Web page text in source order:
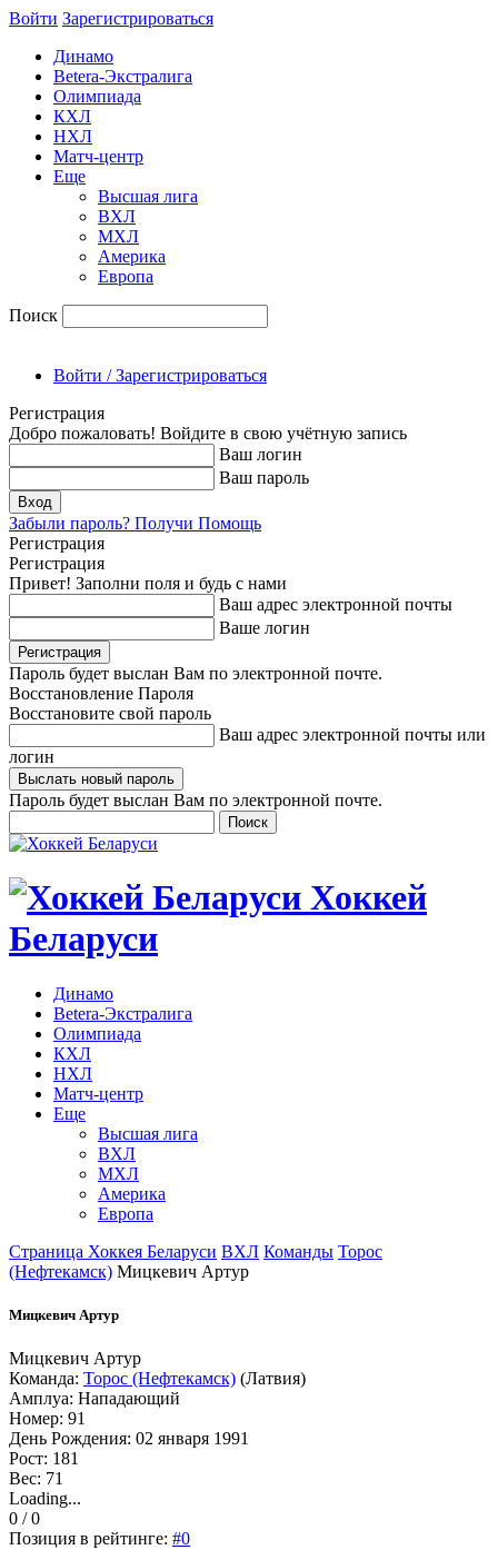
Войти Зарегиcтрироваться
Динамо
Betera-Экстралига
Олимпиада
КХЛ
НХЛ
Матч-центр
Еще
Высшая лига
ВХЛ
МХЛ
Америка
Европа
Поиск
Войти / Зарегистрироваться
Регистрация
Добро пожаловать! Войдите в свою учётную запись
Ваш логин
Ваш пароль
Забыли пароль? Получи Помощь
Регистрация
Регистрация
Привет! Заполни поля и будь с нами
Ваш адрес электронной почты
Ваше логин
Пароль будет выслан Вам по электронной почте.
Восстановление Пароля
Восстановите свой пароль
Ваш адрес электронной почты или
логин
Пароль будет выслан Вам по электронной почте.
Хоккей
Беларуси
Динамо
Betera-Экстралига
Олимпиада
КХЛ
НХЛ
Матч-центр
Еще
Высшая лига
ВХЛ
МХЛ
Америка
Европа
Страница Хоккея Беларуси ВХЛ Команды Торос
(Нефтекамск) Мицкевич Артур
Мицкевич Артур
Мицкевич Артур
Команда: Торос (Нефтекамск) (Латвия)
Амплуа: Нападающий
Номер: 91
День Рождения: 02 января 1991
Рост: 181
Вес: 71
Loading...
0 / 0
Позиция в рейтинге: #0